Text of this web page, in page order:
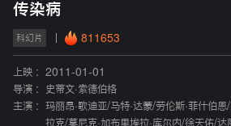
传染病
科幻片 811653
上映 :
2011-01-01
导演 :
史蒂文·索德伯格
主演 :
玛丽昂·歌迪亚/马特·达蒙/劳伦斯·菲什伯恩/
拉克/莫尼克·加布里埃拉·库尔内/徐天佑/达